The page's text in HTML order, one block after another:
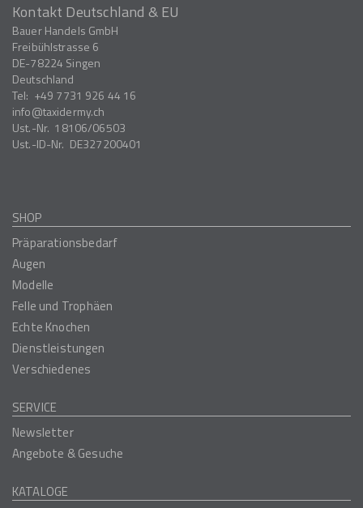
Kontakt Deutschland & EU
Bauer Handels GmbH
Freibühlstrasse 6
DE-78224 Singen
Deutschland
Tel: +49 7731 926 44 16
info
taxidermy.ch
Ust.-Nr. 18106/06503
Ust.-ID-Nr. DE327200401
SHOP
Präparationsbedarf
Augen
Modelle
Felle und Trophäen
Echte Knochen
Dienstleistungen
Verschiedenes
SERVICE
Newsletter
Angebote & Gesuche
KATALOGE